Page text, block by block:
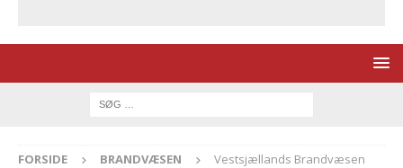
FORSIDE BRANDVÆSEN
Vestsjællands Brandvæsen